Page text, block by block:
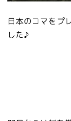
日本のコマをプ
した♪